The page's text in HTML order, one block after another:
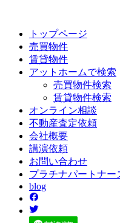
トップページ
売買物件
賃貸物件
アットホームで検索
売買物件検索
賃貸物件検索
オンライン相談
不動産査定依頼
会社概要
講演依頼
お問い合わせ
プラチナパートナー
blog